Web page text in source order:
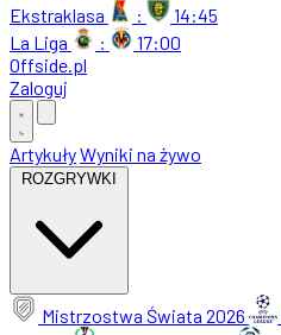
Ekstraklasa
:
14:45
La Liga
:
17:00
Offside.pl
Zaloguj
ArtykułyWyniki na żywo
ROZGRYWKI
Mistrzostwa Świata 2026